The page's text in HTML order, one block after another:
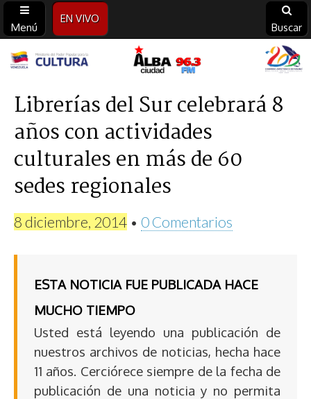
Menú
EN VIVO
Buscar
Alba
Ciudad
96.3
FM
Librerías del Sur celebrará 8
años con actividades
culturales en más de 60
sedes regionales
8 diciembre, 2014 • 0 Comentarios
ESTA NOTICIA FUE PUBLICADA HACE
MUCHO TIEMPO
Usted está leyendo una publicación de
nuestros archivos de noticias, hecha hace
11 años. Cerciórece siempre de la fecha de
publicación de una noticia y no permita